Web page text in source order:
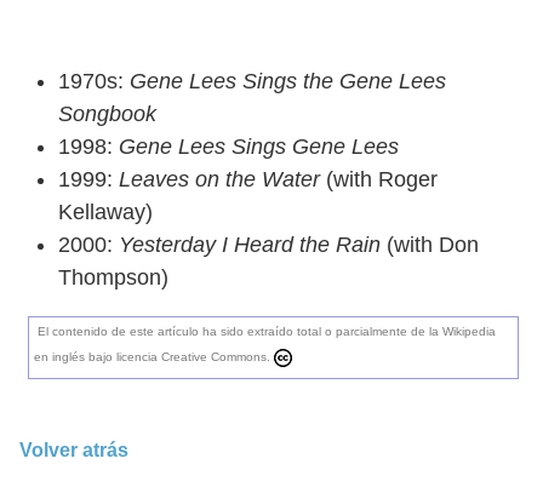
1970s: Gene Lees Sings the Gene Lees
Songbook
1998: Gene Lees Sings Gene Lees
1999: Leaves on the Water(with Roger
Kellaway)
2000: Yesterday I Heard the Rain (with Don
Thompson)
El contenido de este artículo ha sido extraído total o parcialmente de la Wikipedia
en inglés bajo licencia Creative Commons.
Volver atrás